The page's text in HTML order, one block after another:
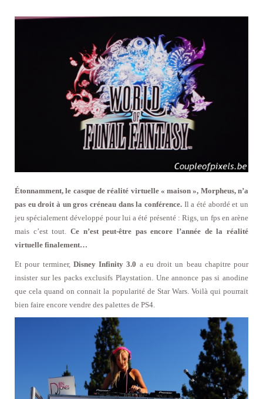
Étonnamment, le casque de réalité virtuelle « maison », Morpheus, n’a
pas eu droit à un gros créneau dans la conférence. Il a été abordé et un
jeu spécialement développé pour lui a été présenté : Rigs, un fps en arène
mais c’est tout. Ce n’est peut-être pas encore l’année de la réalité
virtuelle finalement…
Et pour terminer, Disney Infinity 3.0 a eu droit un beau chapitre pour
insister sur les packs exclusifs Playstation. Une annonce pas si anodine
que cela quand on connait la popularité de Star Wars. Voilà qui pourrait
bien faire encore vendre des palettes de PS4.